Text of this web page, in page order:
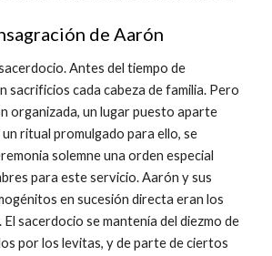
de Aarón
Antes del tiempo de
sacrificios cada cabeza de familia. Pero
organizada, un lugar puesto aparte
ritual promulgado para ello, se
solemne una orden especial
para este servicio. Aarón y sus
en sucesión directa eran los
sacerdocio se mantenía del diezmo de
por los levitas, y de parte de ciertos